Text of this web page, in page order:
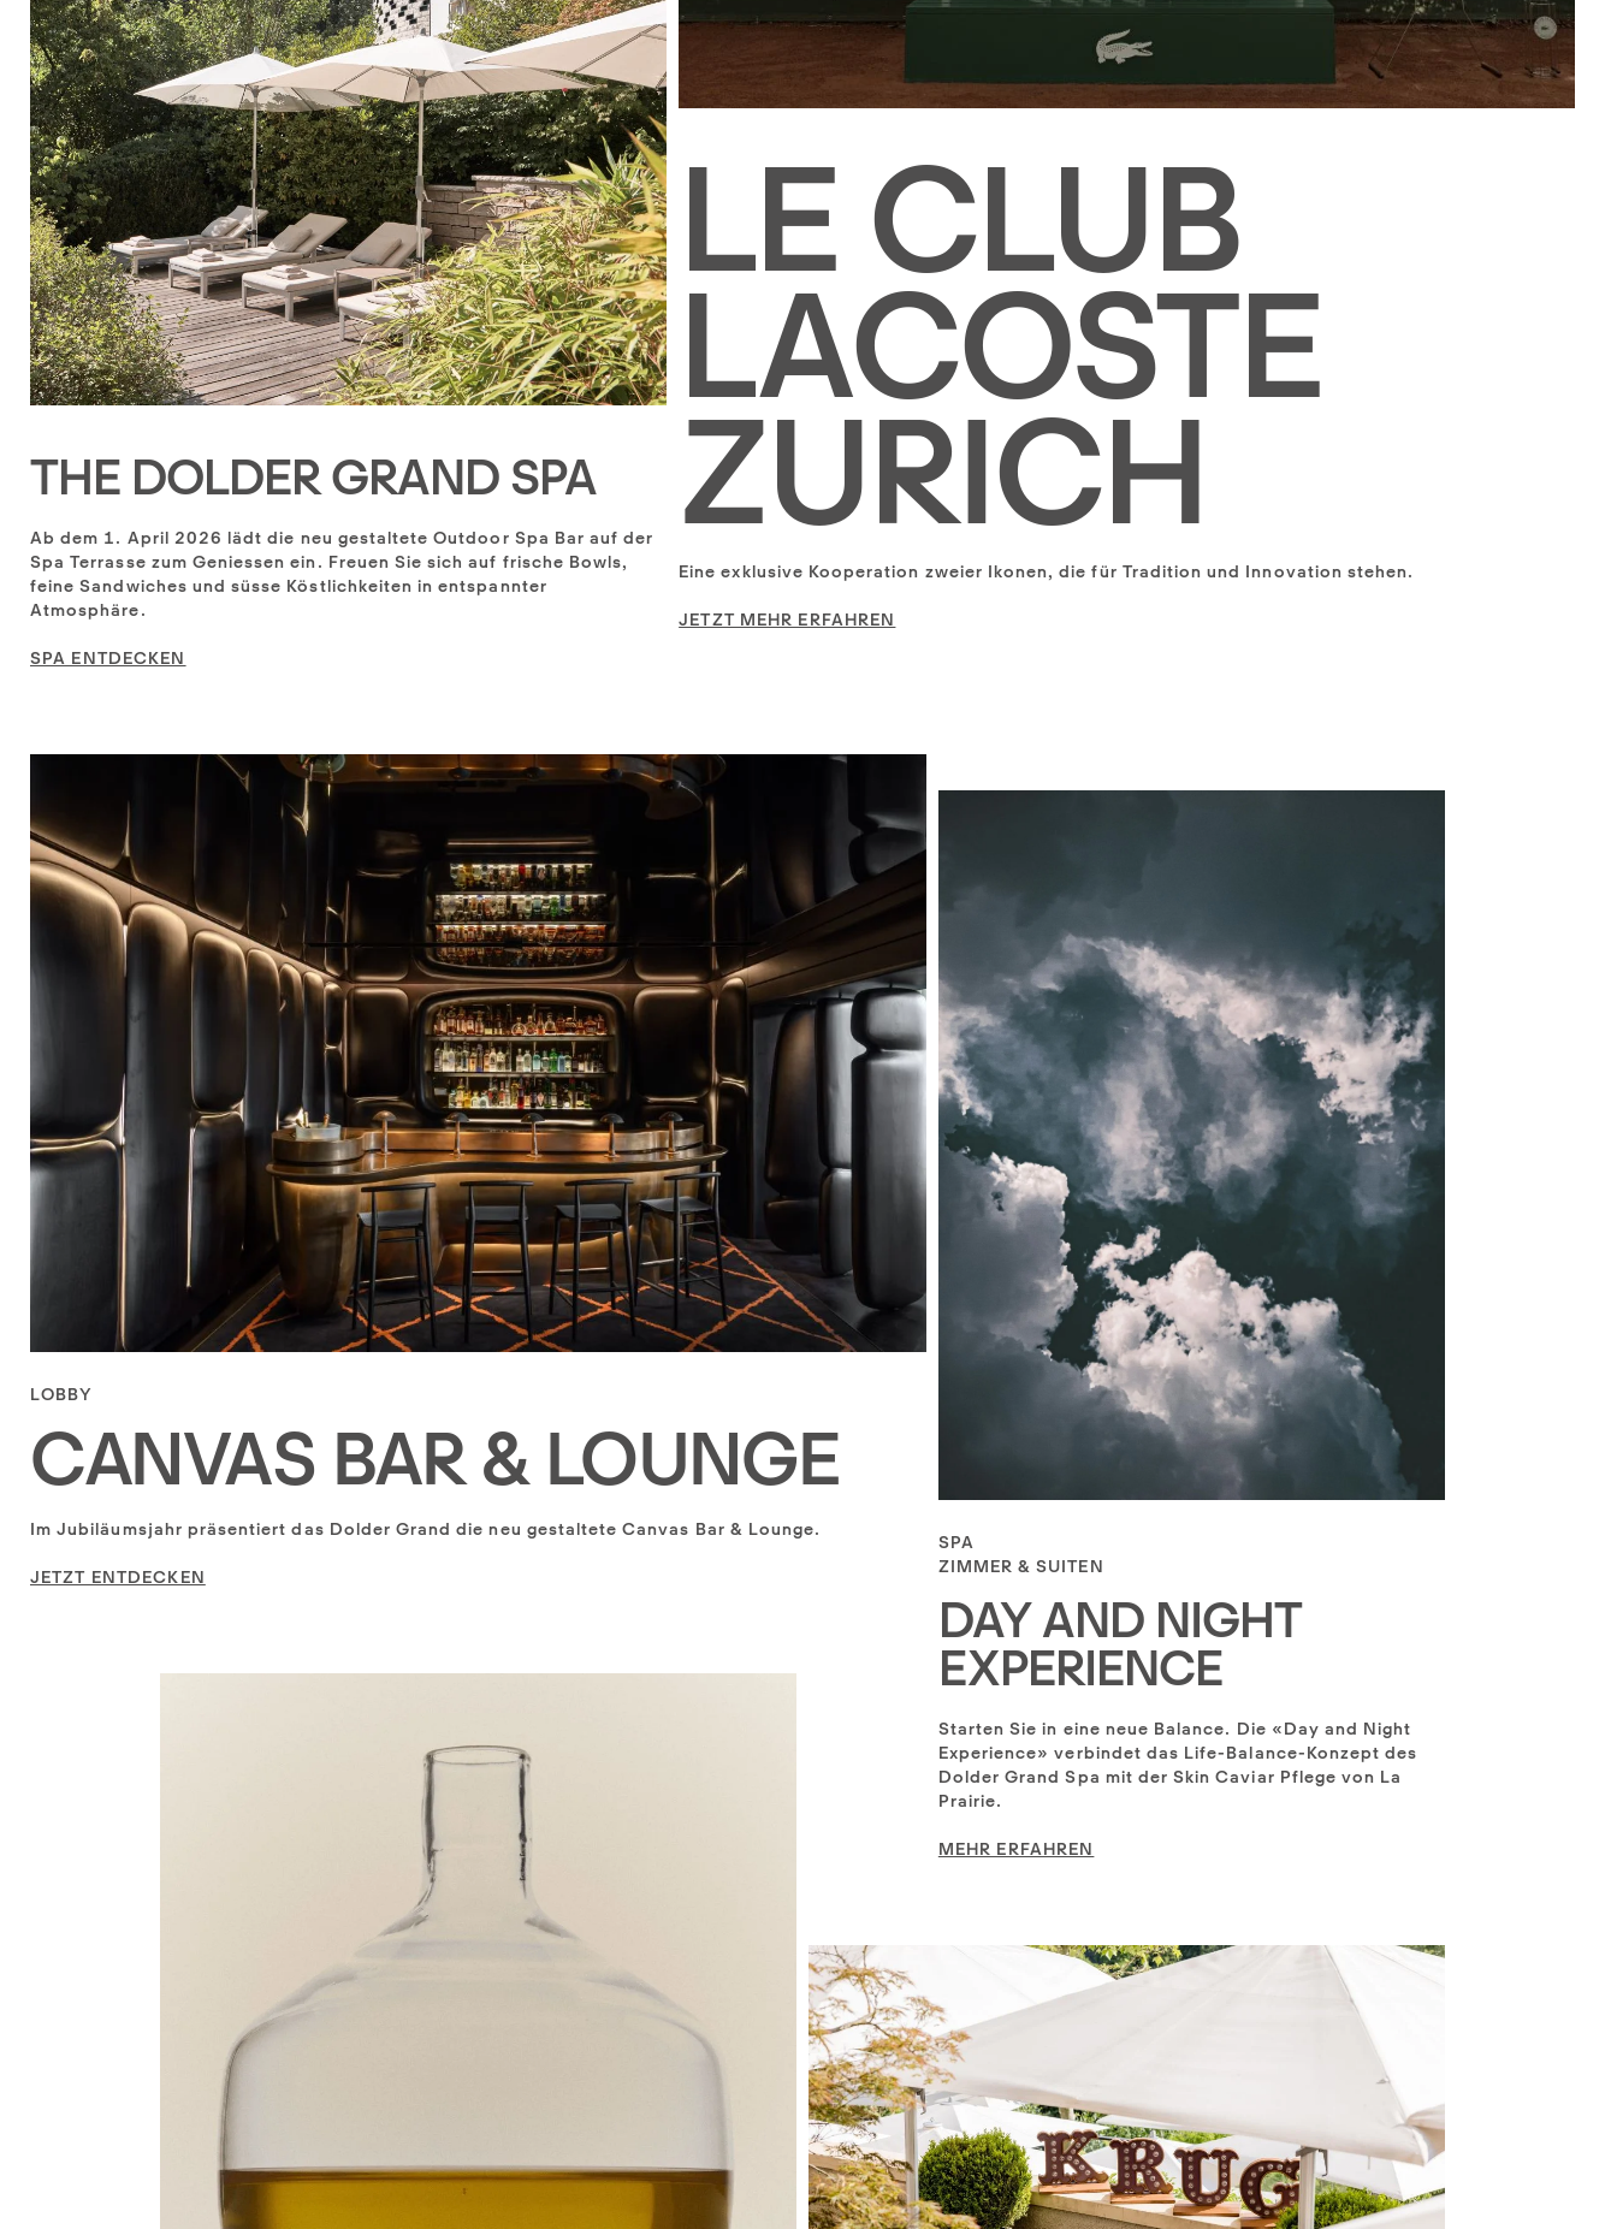
THE DOLDER GRAND SPA
Ab dem 1. April 2026 lädt die neu gestaltete Outdoor Spa Bar auf der
Spa Terrasse zum Geniessen ein. Freuen Sie sich auf frische Bowls,
feine Sandwiches und süsse Köstlichkeiten in entspannter
Atmosphäre.
SPA ENTDECKEN
LE CLUB
LACOSTE
ZURICH
Eine exklusive Kooperation zweier Ikonen, die für Tradition und Innovation stehen.
JETZT MEHR ERFAHREN
LOBBY
CANVAS BAR & LOUNGE
Im Jubiläumsjahr präsentiert das Dolder Grand die neu gestaltete Canvas Bar & Lounge.
JETZT ENTDECKEN
SPA
ZIMMER & SUITEN
DAY AND NIGHT
EXPERIENCE
Starten Sie in eine neue Balance. Die «Day and Night
Experience» verbindet das Life-Balance-Konzept des
Dolder Grand Spa mit der Skin Caviar Pflege von La
Prairie.
MEHR ERFAHREN